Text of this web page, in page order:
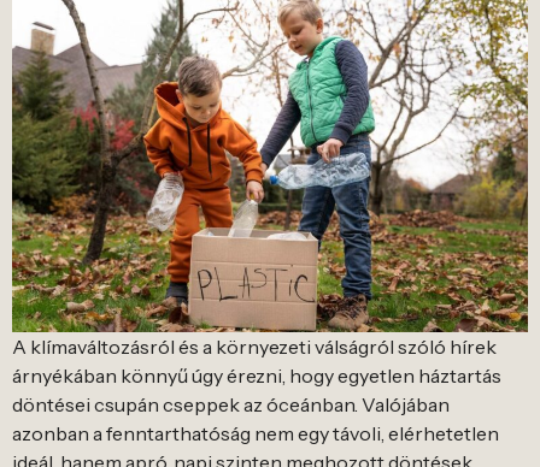
A klímaváltozásról és a környezeti válságról szóló hírek
árnyékában könnyű úgy érezni, hogy egyetlen háztartás
döntései csupán cseppek az óceánban. Valójában
azonban a fenntarthatóság nem egy távoli, elérhetetlen